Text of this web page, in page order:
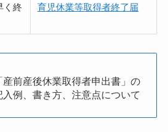
く終
育児休業等取得者終了届
産前産後休業取得者申出書」の
入例、書き方、注意点について